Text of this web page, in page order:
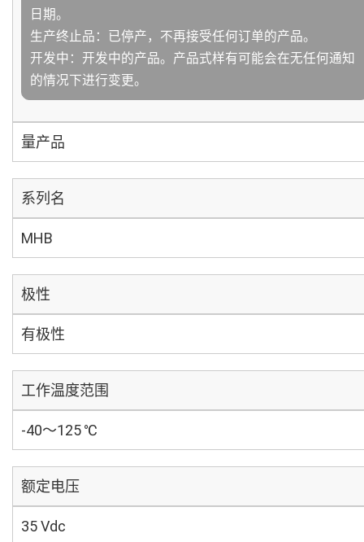
日期。
生产终止品：已停产，不再接受任何订单的产品。
开发中：开发中的产品。产品式样有可能会在无任何通知
的情况下进行变更。
量产品
系列名
MHB
极性
有极性
工作温度范围
-40～125 ℃
额定电压
35 Vdc